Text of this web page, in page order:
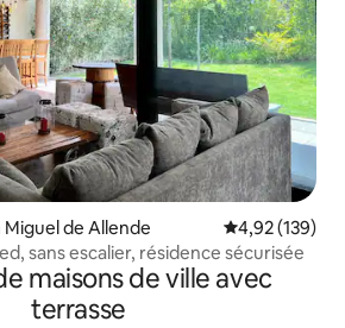
Miguel de Allende Évaluation
4,92 (139)
sans escalier, résidence sécurisée
maisons de ville avec
terrasse